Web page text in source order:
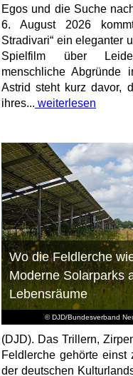
Egos und die Suche
6. August 2026
Stradivari“ ein eleganter
Spielfilm über
menschliche Abgründe
Astrid steht kurz davor,
ihres... weiterlesen
© DJD/Bundesverband
Wo die Feldlerche
Moderne Solarparks
Lebensräume
(DJD). Das Trillern,
Feldlerche gehörte einst
der deutschen